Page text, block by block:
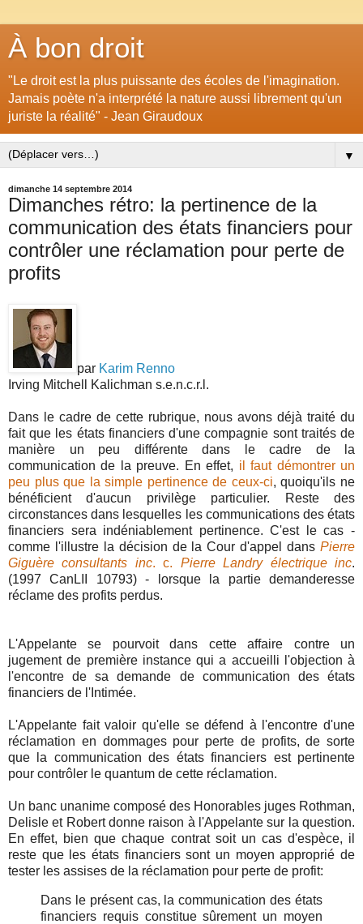
À bon droit
"Le droit est la plus puissante des écoles de l'imagination.
Jamais poète n'a interprété la nature aussi librement qu'un
juriste la réalité" - Jean Giraudoux
▼
dimanche 14 septembre 2014
Dimanches rétro: la pertinence de la
communication des états financiers pour
contrôler une réclamation pour perte de
profits
par Karim Renno
Irving Mitchell Kalichman s.e.n.c.r.l.
Dans le cadre de cette rubrique, nous avons déjà traité du
fait que les états financiers d'une compagnie sont traités de
manière un peu différente dans le cadre de la
communication de la preuve. En effet, il faut démontrer un
peu plus que la simple pertinence de ceux-ci, quoiqu'ils ne
bénéficient d'aucun privilège particulier. Reste des
circonstances dans lesquelles les communications des états
financiers sera indéniablement pertinence. C'est le cas -
comme l'illustre la décision de la Cour d'appel dans Pierre
Giguère consultants inc. c. Pierre Landry électrique inc.
(1997 CanLII 10793) - lorsque la partie demanderesse
réclame des profits perdus.
L'Appelante se pourvoit dans cette affaire contre un
jugement de première instance qui a accueilli l'objection à
l'encontre de sa demande de communication des états
financiers de l'Intimée.
L'Appelante fait valoir qu'elle se défend à l'encontre d'une
réclamation en dommages pour perte de profits, de sorte
que la communication des états financiers est pertinente
pour contrôler le quantum de cette réclamation.
Un banc unanime composé des Honorables juges Rothman,
Delisle et Robert donne raison à l'Appelante sur la question.
En effet, bien que chaque contrat soit un cas d'espèce, il
reste que les états financiers sont un moyen approprié de
tester les assises de la réclamation pour perte de profit:
Dans le présent cas, la communication des états
financiers requis constitue sûrement un moyen